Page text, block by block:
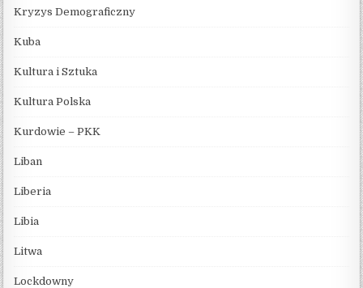
Kryzys Demograficzny
Kuba
Kultura i Sztuka
Kultura Polska
Kurdowie – PKK
Liban
Liberia
Libia
Litwa
Lockdowny